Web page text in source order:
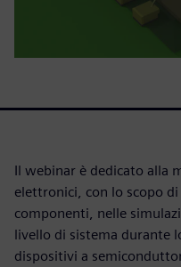
Il webinar è dedicato alla
elettronici, con lo scopo
componenti, nelle
livello di sistema durante
dispositivi a